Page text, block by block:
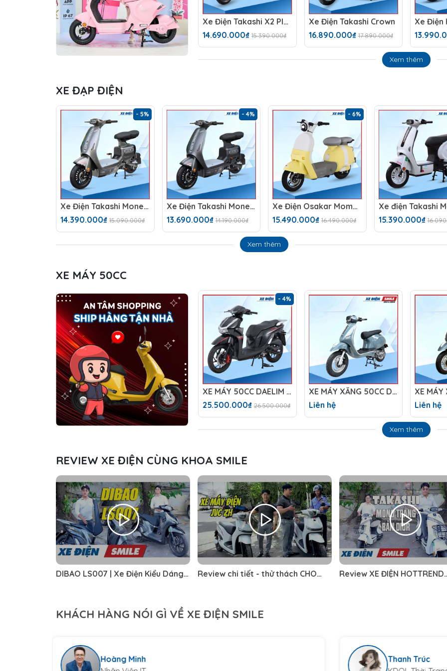
Xe Điện Takashi X2 Plus (60V-23Ah)
14.690.000₫ 15.390.000₫
Xe Điện Takashi Crown
16.890.000₫ 17.890.000₫
Xem thêm
XE ĐẠP ĐIỆN
- 5%
Xe Điện Takashi Money (60V-23Ah) 5 Bình
14.390.000₫ 15.090.000₫
- 4%
Xe Điện Takashi Money (48V-23Ah) 4 Bình
13.690.000₫ 14.190.000₫
- 6%
Xe Điện Osakar Momo (48V-23Ah)
15.490.000₫ 16.490.000₫
15.390.000₫
Xem thêm
XE MÁY 50CC
- 4%
XE MÁY 50CC DAELIM PRO X
25.500.000₫ 26.500.000₫
XE MÁY XĂNG 50CC DIBAO TESLA X1
Liên hệ
XE MÁY
Liên hệ
Xem thêm
REVIEW XE ĐIỆN CÙNG KHOA SMILE
DIBAO LS007 | Xe Điện Kiểu Dáng
Review chi tiết - thử thách CHO
Review XE ĐIỆN HOTTREND
KHÁCH HÀNG NÓI GÌ VỀ XE ĐIỆN SMILE
Thanh Trúc
Khả Uyên